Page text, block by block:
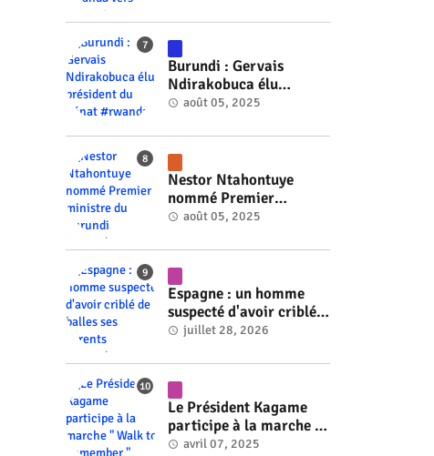
2030 #rwanda #RwOT
Burundi : Gervais
Ndirakobuca élu
président du Sénat
août 05, 2025
Nestor Ntahontuye
nommé Premier
ministre du Burundi
août 05, 2025
Espagne : un homme
suspecté d'avoir criblé
de balles ses parents
juillet 28, 2026
Le Président Kagame
participe à la marche "
Walk to Remember "
avril 07, 2025